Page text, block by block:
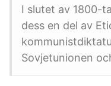
I slutet av 1800-
dess en del av
Sovjetunionen